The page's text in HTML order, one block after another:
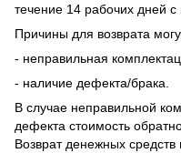
течение 14 рабочих дней с
Причины для возврата
- неправильная
- наличие дефекта/брака.
В случае неправильной
дефекта стоимость
Возврат денежных